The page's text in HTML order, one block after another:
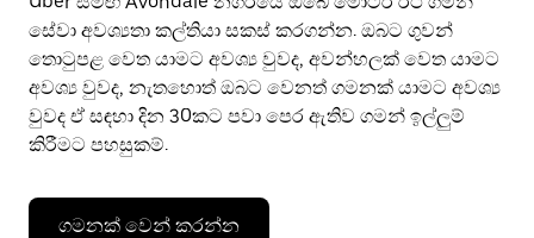
සේවා අවශ්‍යතා කල්තියා සකස් කරගන්න. ඔබට ගුවන්
තොටුපළ වෙත යාමට අවශ්‍ය වුවද, අවන්හලක් වෙත යාමට
අවශ්‍ය වුවද, නැතහොත් ඔබට වෙනත් ගමනක් යාමට අවශ්‍ය
වුවද ඒ සඳහා දින 30කට පවා පෙර ඇතිව ගමන් ඉල්ලුම්
කිරීමට පහසුකම්.
ගමනක් වෙන් කරන්න